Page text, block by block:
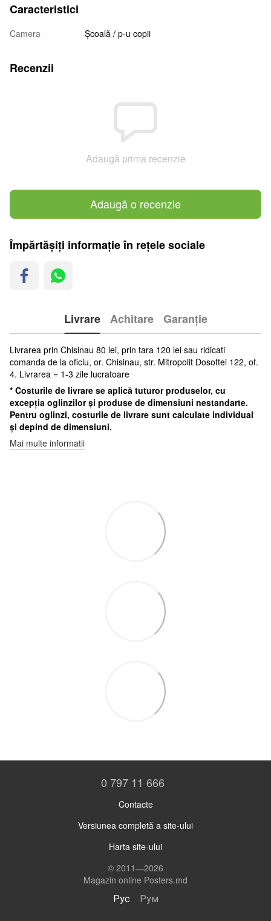
Caracteristici
Camera Școală / p-u copii
Recenzii
Adaugă prima recenzie
Adaugă o recenzie
Împărtășiți informație în rețele sociale
Livrare Achitare Garanție
Livrarea prin Chisinau 80 lei, prin tara 120 lei sau ridicati
comanda de la oficiu, or. Chisinau, str. Mitropolit Dosoftei 122, of.
4. Livrarea = 1-3 zile lucratoare
* Costurile de livrare se aplică tuturor produselor, cu
excepția oglinzilor și produse de dimensiuni nestandarte.
Pentru oglinzi, costurile de livrare sunt calculate individual
și depind de dimensiuni.
Mai multe informatii
0 797 11 666
Contacte
Versiunea completă a site-ului
Harta site-ului
© 2011—2026
Magazin online Posters.md
Рус Рум